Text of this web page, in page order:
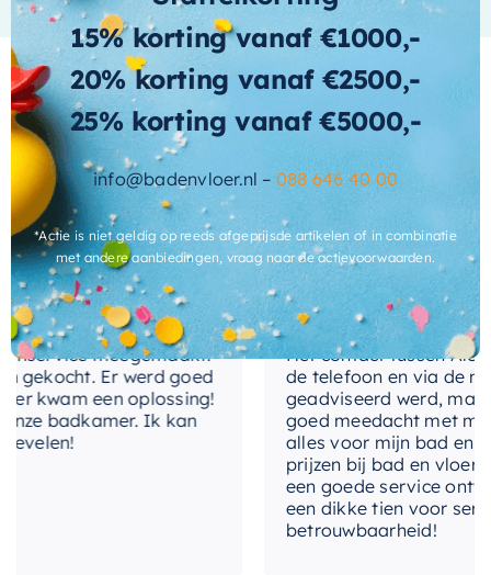
hoogwaardige, duurzame en stijlvolle oplossing
voor uw badkamer, dan is de Ink
Wastafelonderkast de perfecte keuze. Met zijn
rustieke naturel eiken uitvoering en moderne
greeploze design, vormt deze onderkast een
mooie aanvulling op elke badkamerinrichting.
Bestel vandaag nog en ervaar het gemak en de
stijl van deze prachtige onderkast.
materiaal-
front
Hout
materiaal-
kast
Hout
uitvoering-
handgrepen
Greeploos
Wat andere over ons zeggen
meegemaakt!
Er werd goed
kwam een oplossing!
badkamer. Ik kan
Cherryl
Het contact tussen Alex
de telefoon en via de
geadviseerd werd, maar
goed meedacht met mij.
alles voor mijn bad en
prijzen bij bad en vloer
een goede service
een dikke tien voor
betrouwbaarheid!
15% korting vanaf €1000,-
20% korting vanaf €2500,-
25% korting vanaf €5000,-
info@badenvloer.nl – 088 646 40 00
*Actie is niet geldig op reeds afgeprijsde artikelen of in combinatie
met andere aanbiedingen, vraag naar de actievoorwaarden.